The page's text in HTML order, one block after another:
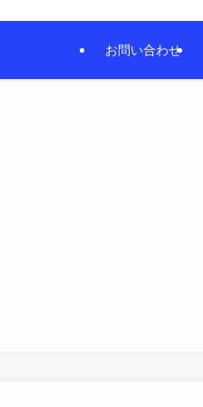
お問い合わせ